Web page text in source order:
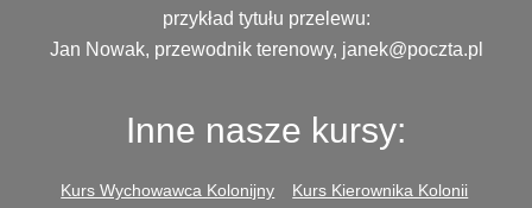
przykład tytułu przelewu:
Jan Nowak, przewodnik terenowy, janek@poczta.pl
Inne nasze kursy:
Kurs Wychowawca Kolonijny Kurs Kierownika Kolonii